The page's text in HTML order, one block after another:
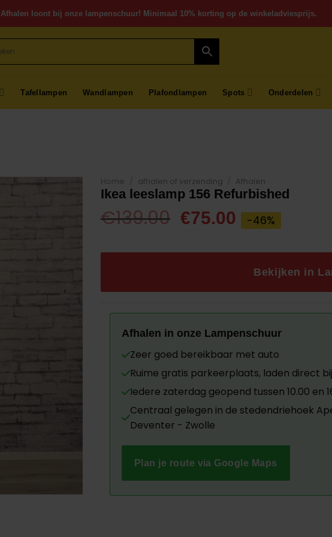
Afhalen loont bij onze lampenschuur! Minimaal 10% korting op de winkeladviesprijs.
Tafellampen Wandlampen Plafondlampen Spots Onderdelen
Home afhalen of verzending Afhalen
Ikea leeslamp 156 Refurbished
€139.00 Oorspronkelijke
was:
€75.00 Huidige
prijs
is:
€75.00.
-46%
Bekijken in
Afhalen in onze Lampenschuur
Zeer goed bereikbaar met auto
Ruime gratis parkeerplaats, laden direct
Iedere zaterdag geopend tussen 10.00 en
Centraal gelegen in de stedendriehoek
Deventer - Zwolle
Plan je route via Google Maps